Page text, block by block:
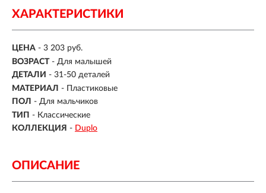
ХАРАКТЕРИСТИКИ
ЦЕНА - 3 203 руб.
ВОЗРАСТ - Для малышей
ДЕТАЛИ - 31-50 деталей
МАТЕРИАЛ - Пластиковые
ПОЛ - Для мальчиков
ТИП - Классические
КОЛЛЕКЦИЯ - Duplo
ОПИСАНИЕ